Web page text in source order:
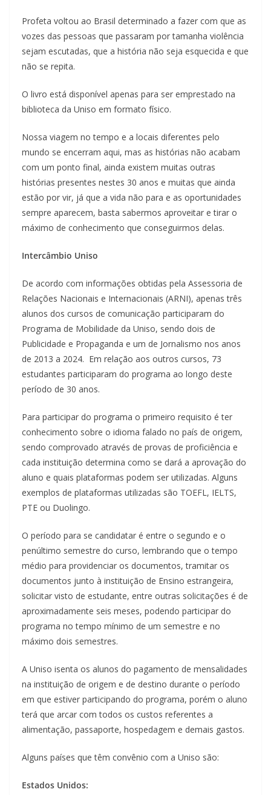
Profeta voltou ao Brasil determinado a fazer com que as
vozes das pessoas que passaram por tamanha violência
sejam escutadas, que a história não seja esquecida e que
não se repita.
O livro está disponível apenas para ser emprestado na
biblioteca da Uniso em formato físico.
Nossa viagem no tempo e a locais diferentes pelo
mundo se encerram aqui, mas as histórias não acabam
com um ponto final, ainda existem muitas outras
histórias presentes nestes 30 anos e muitas que ainda
estão por vir, já que a vida não para e as oportunidades
sempre aparecem, basta sabermos aproveitar e tirar o
máximo de conhecimento que conseguirmos delas.
Intercâmbio Uniso
De acordo com informações obtidas pela Assessoria de
Relações Nacionais e Internacionais (ARNI), apenas três
alunos dos cursos de comunicação participaram do
Programa de Mobilidade da Uniso, sendo dois de
Publicidade e Propaganda e um de Jornalismo nos anos
de 2013 a 2024. Em relação aos outros cursos, 73
estudantes participaram do programa ao longo deste
período de 30 anos.
Para participar do programa o primeiro requisito é ter
conhecimento sobre o idioma falado no país de origem,
sendo comprovado através de provas de proficiência e
cada instituição determina como se dará a aprovação do
aluno e quais plataformas podem ser utilizadas. Alguns
exemplos de plataformas utilizadas são TOEFL, IELTS,
PTE ou Duolingo.
O período para se candidatar é entre o segundo e o
penúltimo semestre do curso, lembrando que o tempo
médio para providenciar os documentos, tramitar os
documentos junto à instituição de Ensino estrangeira,
solicitar visto de estudante, entre outras solicitações é de
aproximadamente seis meses, podendo participar do
programa no tempo mínimo de um semestre e no
máximo dois semestres.
A Uniso isenta os alunos do pagamento de mensalidades
na instituição de origem e de destino durante o período
em que estiver participando do programa, porém o aluno
terá que arcar com todos os custos referentes a
alimentação, passaporte, hospedagem e demais gastos.
Alguns países que têm convênio com a Uniso são:
Estados Unidos: